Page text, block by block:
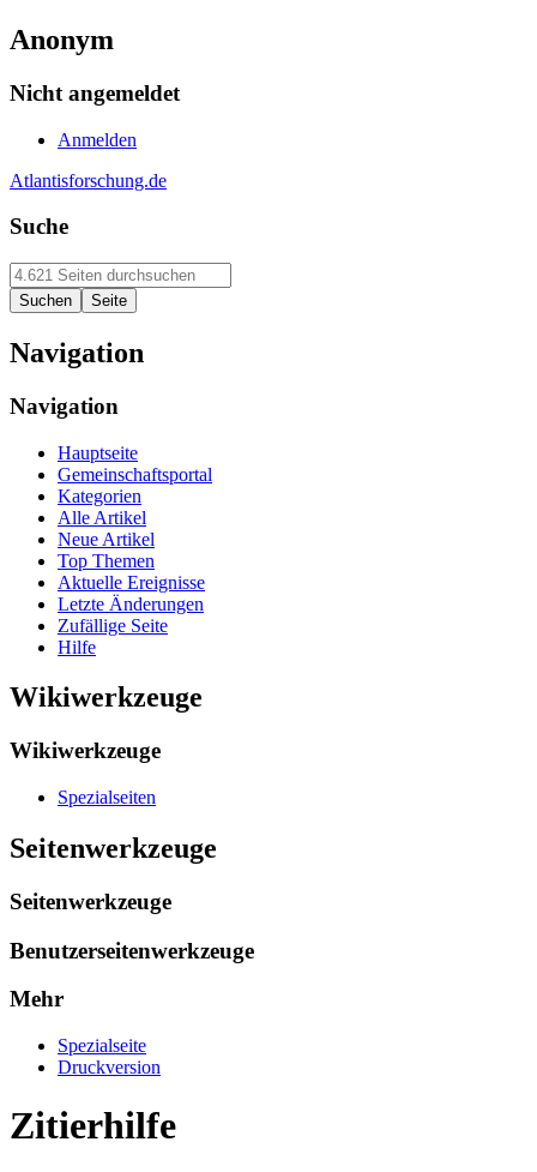
Anonym
Nicht angemeldet
Anmelden
Atlantisforschung.de
Suche
Navigation
Navigation
Hauptseite
Gemeinschaftsportal
Kategorien
Alle Artikel
Neue Artikel
Top Themen
Aktuelle Ereignisse
Letzte Änderungen
Zufällige Seite
Hilfe
Wikiwerkzeuge
Wikiwerkzeuge
Spezialseiten
Seitenwerkzeuge
Seitenwerkzeuge
Benutzerseitenwerkzeuge
Mehr
Spezialseite
Druckversion
Zitierhilfe